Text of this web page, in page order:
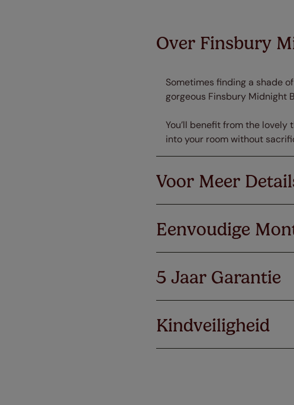
Over Finsbury
Sometimes finding a shade
gorgeous Finsbury Midnight
You’ll benefit from the
into your room without
Voor Meer
Eenvoudige
5 Jaar Garantie
Kindveiligheid